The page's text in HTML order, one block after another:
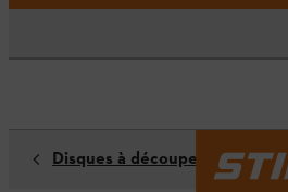
Disques à découper diamantés